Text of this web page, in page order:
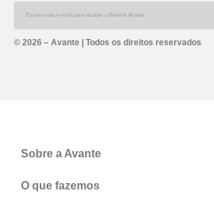
© 2026 – Avante | Todos os direitos reservados
Sobre a Avante
O que fazemos